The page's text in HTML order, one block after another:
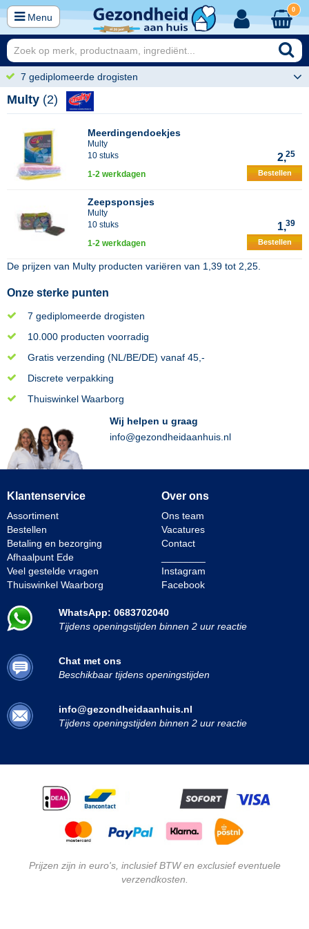
Menu
0
7 gediplomeerde drogisten
Multy (2)
Meerdingendoekjes
Multy
10 stuks
2,25
1-2 werkdagen Bestellen
Zeepsponsjes
Multy
10 stuks
1,39
1-2 werkdagen Bestellen
De prijzen van Multy producten variëren van 1,39 tot 2,25
Onze sterke punten
7 gediplomeerde drogisten
10.000 producten voorradig
Gratis verzending (NL/BE/DE) vanaf 45,-
Discrete verpakking
Thuiswinkel Waarborg
Wij helpen u graag
info@gezondheidaanhuis.nl
Klantenservice
Assortiment
Bestellen
Betaling en bezorging
Afhaalpunt Ede
Veel gestelde vragen
Thuiswinkel Waarborg
Over ons
Ons team
Vacatures
Contact
Instagram
Facebook
WhatsApp: 0683702040
Tijdens openingstijden binnen 2 uur reactie
Chat met ons
Beschikbaar tijdens openingstijden
info@gezondheidaanhuis.nl
Tijdens openingstijden binnen 2 uur reactie
Prijzen zijn in euro's, inclusief BTW en exclusief eventuele
verzendkosten.